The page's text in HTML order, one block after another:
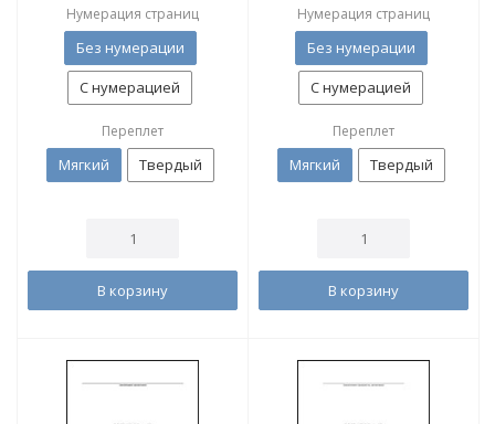
Нумерация страниц
Без нумерации
С нумерацией
Переплет
Мягкий Твердый
В корзину
Нумерация страниц
Без нумерации
С нумерацией
Переплет
Мягкий Твердый
В корзину